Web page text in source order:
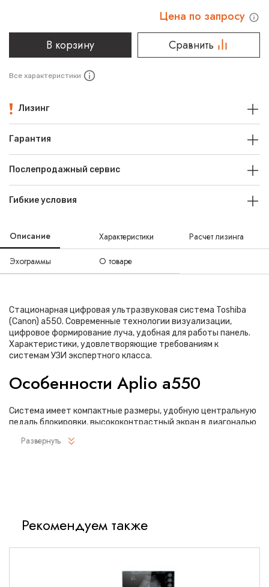
Цена по запросу
В корзину
Сравнить
Все характеристики
Лизинг
Гарантия
Послепродажный сервис
Гибкие условия
Описание Характеристики Расчет лизинга
Эхограммы О товаре
Стационарная цифровая ультразвуковая система Toshiba
(Canon) a550. Современные технологии визуализации,
цифровое формирование луча, удобная для работы панель.
Характеристики, удовлетворяющие требованиям к
системам УЗИ экспертного класса.
Особенности Aplio a550
Система имеет компактные размеры, удобную центральную
педаль блокировки, высококонтрастный экран в диагональю
панель управления и монитор могут быть настроены для
применима для самых разных исследований. Широкий
обеспечения высокоэффективен для общих исследований,
Развернуть
Рекомендуем также